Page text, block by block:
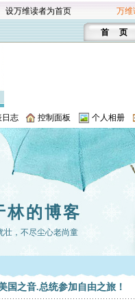
设万维读者为首页 万维
首 页
日志 控制面板 个人相册
林的博客
壮，不尽尘心老尚童
国之音.总统参加自由之旅！